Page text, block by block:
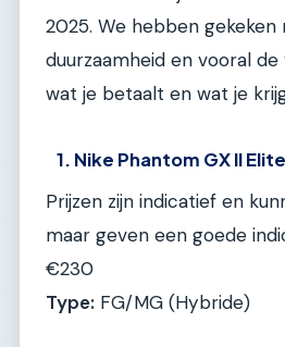
2025. We hebben gekeken
duurzaamheid en vooral
wat je betaalt en wat je
1. Nike Phantom GX II
Prijzen zijn indicatief en
maar geven een goede
€230
Type: FG/MG (Hybride)